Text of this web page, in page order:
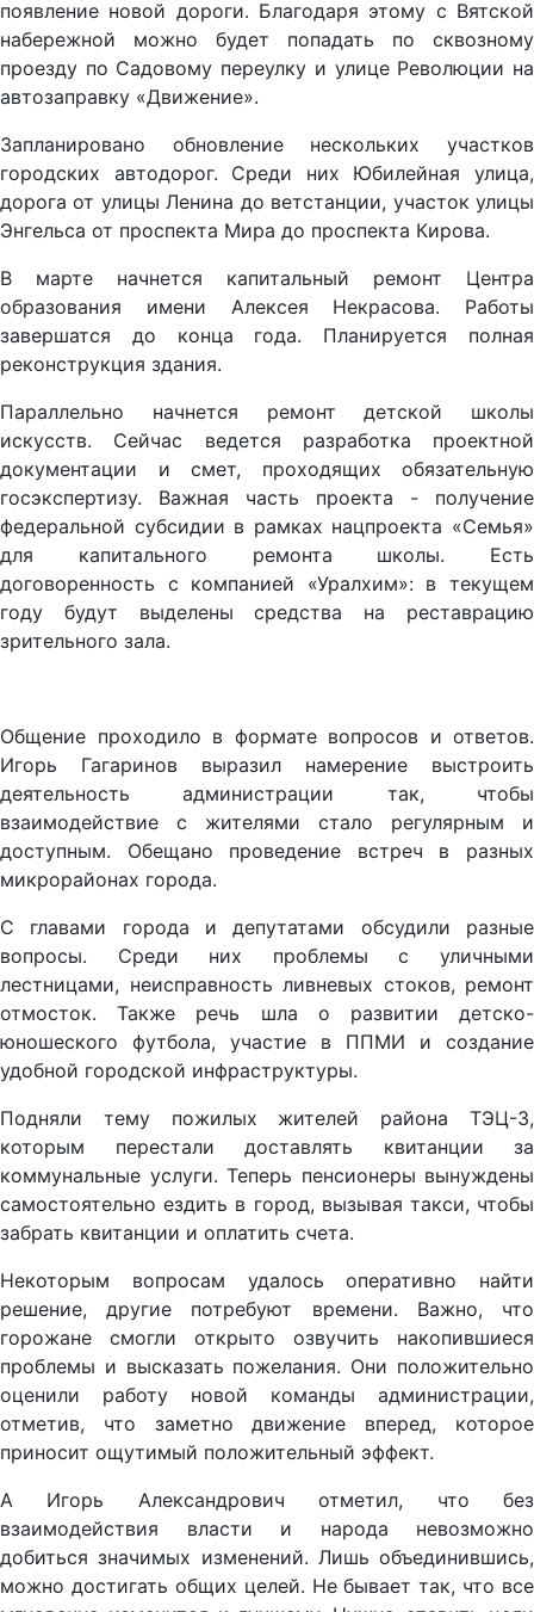
появление новой дороги. Благодаря этому с Вятской
набережной можно будет попадать по сквозному
проезду по Садовому переулку и улице Революции на
автозаправку «Движение».
Запланировано обновление нескольких участков
городских автодорог. Среди них Юбилейная улица,
дорога от улицы Ленина до ветстанции, участок улицы
Энгельса от проспекта Мира до проспекта Кирова.
В марте начнется капитальный ремонт Центра
образования имени Алексея Некрасова. Работы
завершатся до конца года. Планируется полная
реконструкция здания.
Параллельно начнется ремонт детской школы
искусств. Сейчас ведется разработка проектной
документации и смет, проходящих обязательную
госэкспертизу. Важная часть проекта - получение
федеральной субсидии в рамках нацпроекта «Семья»
для капитального ремонта школы. Есть
договоренность с компанией «Уралхим»: в текущем
году будут выделены средства на реставрацию
зрительного зала.
Общение проходило в формате вопросов и ответов.
Игорь Гагаринов выразил намерение выстроить
деятельность администрации так, чтобы
взаимодействие с жителями стало регулярным и
доступным. Обещано проведение встреч в разных
микрорайонах города.
С главами города и депутатами обсудили разные
вопросы. Среди них проблемы с уличными
лестницами, неисправность ливневых стоков, ремонт
отмосток. Также речь шла о развитии детско-
юношеского футбола, участие в ППМИ и создание
удобной городской инфраструктуры.
Подняли тему пожилых жителей района ТЭЦ-3,
которым перестали доставлять квитанции за
коммунальные услуги. Теперь пенсионеры вынуждены
самостоятельно ездить в город, вызывая такси, чтобы
забрать квитанции и оплатить счета.
Некоторым вопросам удалось оперативно найти
решение, другие потребуют времени. Важно, что
горожане смогли открыто озвучить накопившиеся
проблемы и высказать пожелания. Они положительно
оценили работу новой команды администрации,
отметив, что заметно движение вперед, которое
приносит ощутимый положительный эффект.
А Игорь Александрович отметил, что без
взаимодействия власти и народа невозможно
добиться значимых изменений. Лишь объединившись,
можно достигать общих целей. Не бывает так, что все